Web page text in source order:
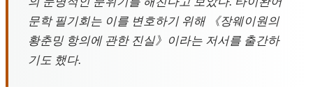
문학 필기회는 이를 변호하기 위해 《장웨이원의
황춘밍 항의에 관한 진실》이라는 저서를 출간하
기도 했다.